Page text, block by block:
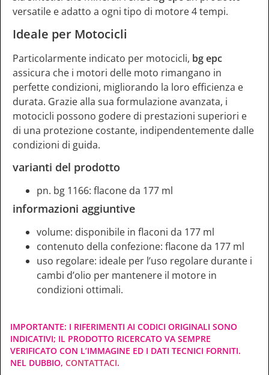
versatile e adatto a ogni tipo di motore 4 tempi.
Ideale per Motocicli
Particolarmente indicato per motocicli, bg epc
assicura che i motori delle moto rimangano in
perfette condizioni, migliorando la loro efficienza e
durata. Grazie alla sua formulazione avanzata, i
motocicli possono godere di prestazioni superiori e
di una protezione costante, indipendentemente dalle
condizioni di guida.
varianti del prodotto
pn. bg 1166: flacone da 177 ml
informazioni aggiuntive
volume: disponibile in flaconi da 177 ml
contenuto della confezione: flacone da 177 ml
uso regolare: ideale per l’uso regolare durante i
cambi d’olio per mantenere il motore in
condizioni ottimali.
IMPORTANTE: I RIFERIMENTI AI CODICI ORIGINALI SONO
INDICATIVI; IL PRODOTTO RICERCATO VA SEMPRE
VERIFICATO CON L’IMMAGINE ED I DATI TECNICI FORNITI.
NEL DUBBIO, CONTATTACI.